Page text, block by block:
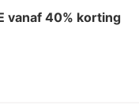
vanaf 40% korting